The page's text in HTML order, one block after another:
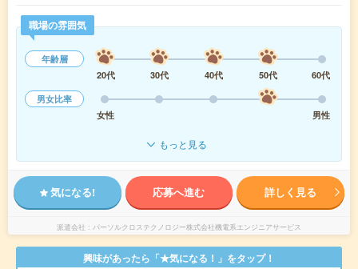
職場の雰囲気
年齢層
20代
30代 40代 50代
60代
男女比率
女性
男性
もっと見る
気になる! 応募へ進む 詳しく見る
派遣会社 パーソルクロステクノロジー株式会社機電系エンジニアサービス
興味があったら「★気になる！」をタップ！